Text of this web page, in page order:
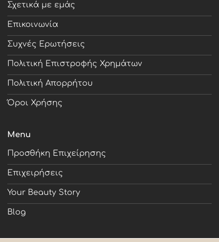
Σχετικά με εμάς
Επικοινωνία
Συχνές Ερωτήσεις
Πολιτική Επιστροφής Χρημάτων
Πολιτική Απορρήτου
Όροι Χρήσης
Menu
Προσθήκη Επιχείρησης
Επιχειρήσεις
Your Beauty Story
Blog